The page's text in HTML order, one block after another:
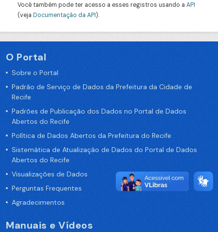
Você também pode ter acesso a esses registros usando a API
(veja Documentação da API).
O Portal
Sobre o Portal
Padrão de Serviço de Dados da Prefeitura da Cidade de
Recife
Padrões de Publicação dos Dados no Portal de Dados
Abertos do Recife
Política de Dados Abertos da Prefeitura do Recife
Sistemática de Atualização de Dados do Portal de Dados
Abertos do Recife
Visualizações de Dados
Perguntas Frequentes
Agradecimentos
Manuais e Vídeos